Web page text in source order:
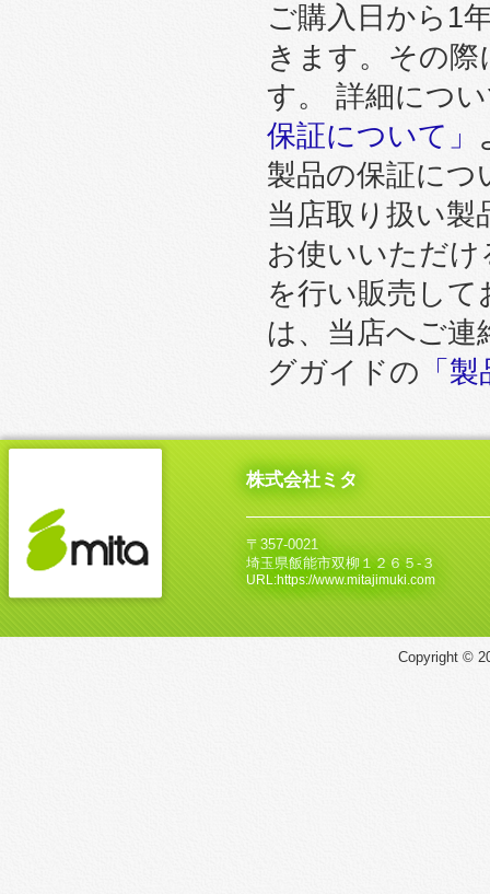
ご購入日から1
きます。その
す。 詳細につ
保証について」
製品の保証につ
当店取り扱い
お使いいただけ
を行い販売し
は、当店へご
グガイドの 「
株式会社ミタ
〒357-0021
埼玉県飯能市双柳１２６５‐３
URL:https://www.mitajimuki.com
Copyright ©